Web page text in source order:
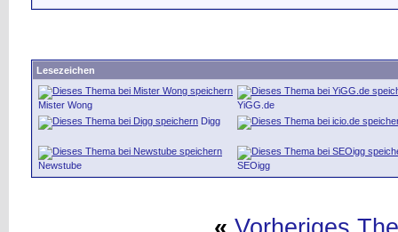
Lesezeichen
Mister Wong
YiGG.de
Digg
Newstube SEOigg